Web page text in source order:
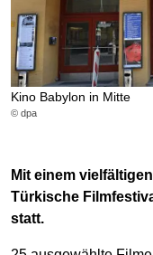
Kino Babylon in Mitte
© dpa
Mit einem
Türkische
statt.